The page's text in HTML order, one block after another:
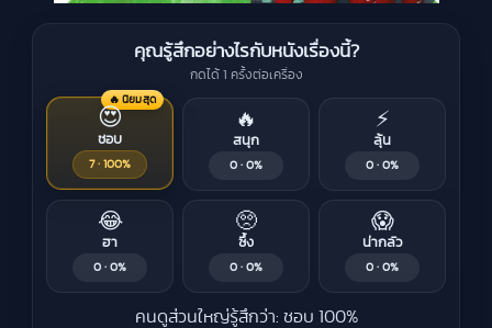
คุณรู้สึกอย่างไรกับหนังเรื่องนี้?
กดได้ 1 ครั้งต่อเครื่อง
🔥 นิยมสุด
😍
ชอบ
7 · 100%
🔥
สนุก
0 · 0%
⚡
ลุ้น
0 · 0%
😂
ฮา
0 · 0%
🥺
ซึ้ง
0 · 0%
😱
น่ากลัว
0 · 0%
คนดูส่วนใหญ่รู้สึกว่า: ชอบ 100%